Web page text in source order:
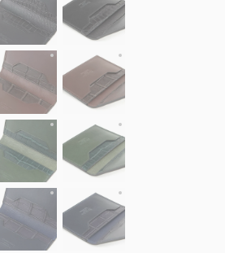
、内装（ブリランテ）：Dark Brown、カ
装（ブリランテ）：Dark Brown、内装（ブ
外装（ブリランテ）：Dark
装（ブリランテ）：Green、カード段装飾
装（ブリランテ）：Green、内装（ブリラン
外装（ブリランテ）：Green、内
（ブリランテ）：Navy、カード段装飾（ク
装（ブリランテ）：Navy、内装（ブリランテ
外装（ブリランテ）：Navy、内